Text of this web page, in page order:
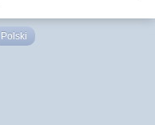
Polski